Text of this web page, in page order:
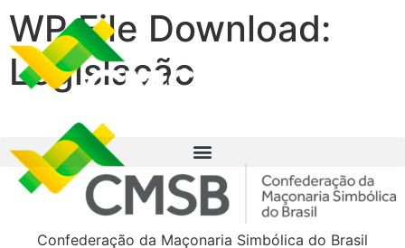
WP File Download:
Legislação
Confederação da Maçonaria Simbólica do Brasil